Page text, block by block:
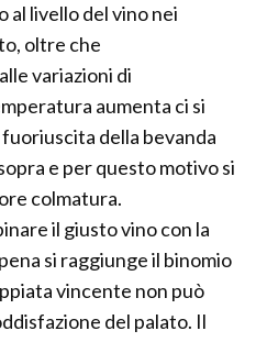
al livello del vino nei
oltre che
variazioni di
aumenta ci si
della bevanda
e per questo motivo si
colmatura.
il giusto vino con la
si raggiunge il binomio
vincente non può
del palato. Il